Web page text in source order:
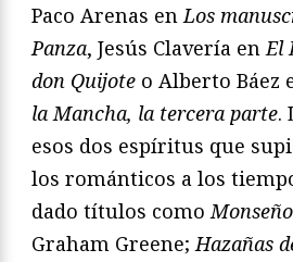
Paco Arenas enLos
Panza, Jesús Clavería enEl
don Quijote o Alberto Báez
la Mancha, la tercera parte.
esos dos espíritus que
los románticos a los
dado títulos como
Graham Greene;Hazañas